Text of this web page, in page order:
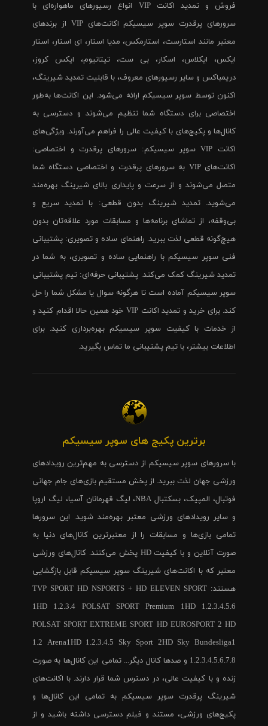
فروش و تمدید اکانت VIP انواع رسیورهای ماهواره‌ای با
سرورهای پرقدرت سوپر سیسیکم اکانت‌های VIP از برندهای
معتبر مانند استارست، استارمکس، مدیا استار، ای استار، استار
ایکس، ایکلاس، اسکار، بی ست، تیتانیوم، ایکس کروز،
دریمباکس و سایر رسیورهای معروف، با قابلیت تمدید شیرینگ،
اکنون توسط سوپر سیسیکم ارائه می‌شود. این اکانت‌ها به‌طور
اختصاصی برای دستگاه شما تنظیم می‌شوند و دسترسی به
کانال‌ها و پکیج‌های با کیفیت عالی را فراهم می‌آورند. ویژگی‌های
اکانت VIP سوپر سیسیکم: سرورهای پرقدرت و اختصاصی:
اکانت‌های VIP به سرورهای پرقدرت و اختصاصی دستگاه شما
متصل می‌شوند و از سرعت و پایداری بالای شیرینگ بهره‌مند
می‌شوید. تمدید شیرینگ بدون قطعی: با تمدید سریع و
بی‌وقفه، از تماشای برنامه‌ها و مسابقات مورد علاقه‌تان بدون
هیچ‌گونه قطعی لذت ببرید. راهنمای ساده و تصویری: پشتیبانی
فنی سوپر سیسیکم با راهنمایی ساده و تصویری، به شما در
تمدید شیرینگ کمک می‌کند. پشتیبانی حرفه‌ای: تیم پشتیبانی
سوپر سیسیکم آماده است تا هرگونه سوال یا مشکل شما را حل
کند. برای خرید و تمدید اکانت VIP خود همین حالا اقدام کنید و
از خدمات با کیفیت سوپر سیسیکم بهره‌برداری کنید. برای
اطلاعات بیشتر، با تیم پشتیبانی ما تماس بگیرید.
برترین پکیج های سوپر سیسیکم
با سرورهای سوپر سیسیکم از دسترسی به مهم‌ترین رویدادهای
ورزشی جهان لذت ببرید. از پخش مستقیم بازی‌های جام جهانی
فوتبال، المپیک، بسکتبال NBA، لیگ قهرمانان آسیا، لیگ اروپا
و سایر رویدادهای ورزشی معتبر بهره‌مند شوید. این سرورها
تمامی بازی‌ها و مسابقات را از معتبرترین کانال‌های دنیا به
صورت آنلاین و با کیفیت HD پخش می‌کنند. کانال‌های ورزشی
معتبر که با اکانت‌های شیرینگ سوپر سیسیکم قابل بازگشایی
هستند: TVP SPORT HD NSPORTS + HD ELEVEN SPORT
1HD 1.2.3.4 POLSAT SPORT Premium 1HD 1.2.3.4.5.6
POLSAT SPORT EXTREME SPORT HD EUROSPORT 2 HD
1.2 Arena1HD 1.2.3.4.5 Sky Sport 2HD Sky Bundesliga1
1.2.3.4.5.6.7.8 و صدها کانال دیگر... تمامی این کانال‌ها به صورت
زنده و با کیفیت عالی، در دسترس شما قرار دارند. با اکانت‌های
شیرینگ پرقدرت سوپر سیسیکم به تمامی این کانال‌ها و
پکیج‌های ورزشی، مستند و فیلم دسترسی داشته باشید و از